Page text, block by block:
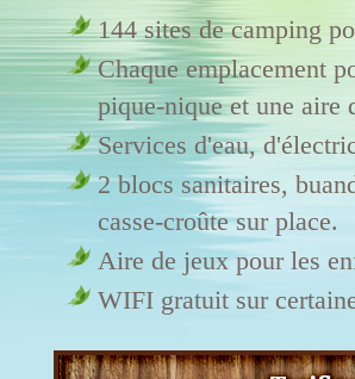
144 sites de camping
Chaque emplacement
pique-nique et une aire
Services d'eau,
2 blocs sanitaires,
casse-croûte sur place.
Aire de jeux pour les
WIFI gratuit sur